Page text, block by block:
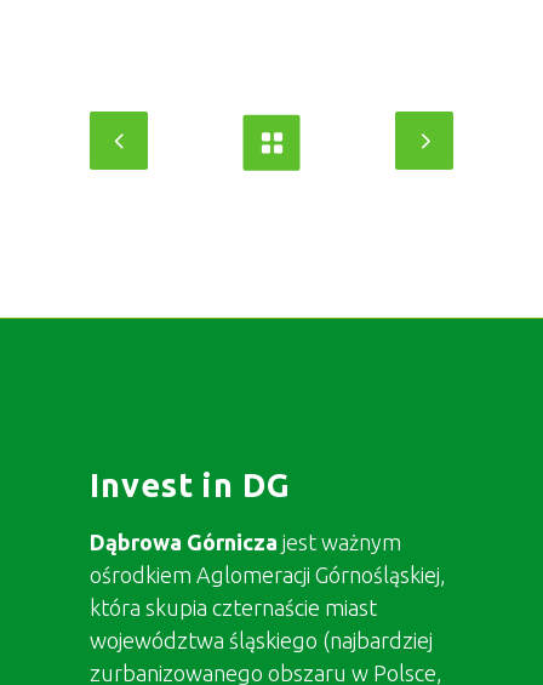
Invest in DG
Dąbrowa Górnicza jest ważnym
ośrodkiem Aglomeracji Górnośląskiej,
która skupia czternaście miast
województwa śląskiego (najbardziej
zurbanizowanego obszaru w Polsce,